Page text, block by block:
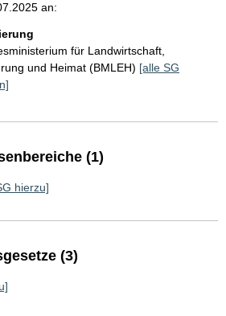
an:
für Landwirtschaft,
und Heimat (BMLEH) [alle SG
(1)
hierzu]
(3)